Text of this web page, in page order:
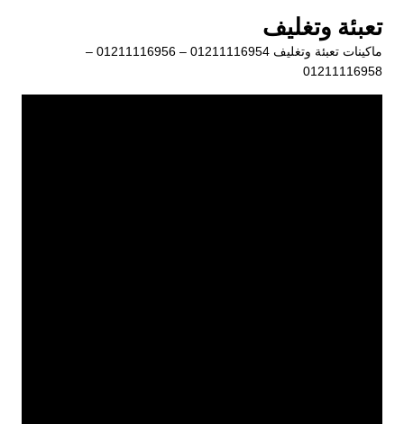
المحتوى
تعبئة وتغليف
ماكينات تعبئة وتغليف 01211116954 – 01211116956 –
01211116958